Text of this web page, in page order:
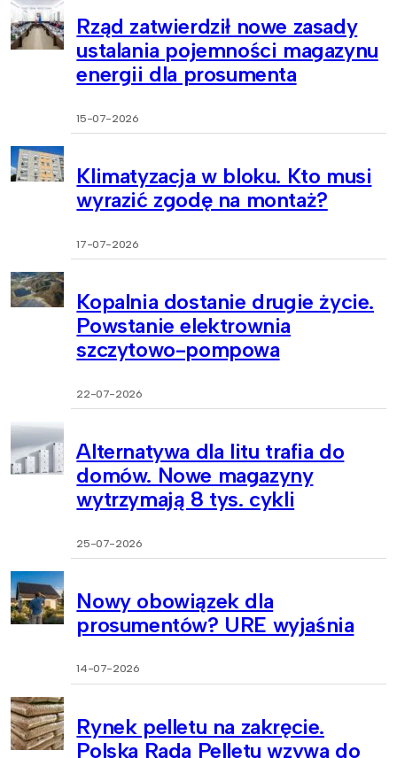
Rząd zatwierdził nowe zasady
ustalania pojemności magazynu
energii dla prosumenta
15-07-2026
Klimatyzacja w bloku. Kto musi
wyrazić zgodę na montaż?
17-07-2026
Kopalnia dostanie drugie życie.
Powstanie elektrownia
szczytowo-pompowa
22-07-2026
Alternatywa dla litu trafia do
domów. Nowe magazyny
wytrzymają 8 tys. cykli
25-07-2026
Nowy obowiązek dla
prosumentów? URE wyjaśnia
14-07-2026
Rynek pelletu na zakręcie.
Polska Rada Pelletu wzywa do